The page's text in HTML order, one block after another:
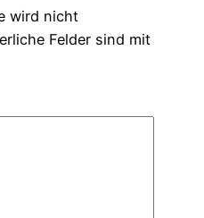
wird nicht
Felder sind mit